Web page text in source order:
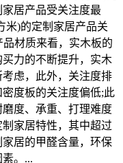
居产品受关注度最
米)的定制家居产品关
材质来看，实木板的
力的不断提升，实木
虑，此外，关注度排
度板的关注度偏低;此
度、承重、打理难度
家居特性，其中超过
居的甲醛含量，环保
。...